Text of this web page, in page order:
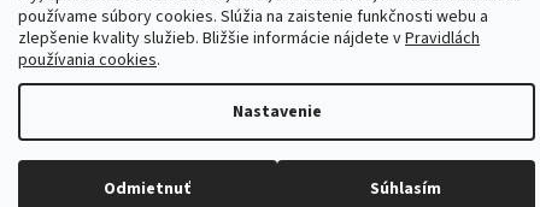
používame súbory cookies. Slúžia na zaistenie funkčnosti webu a
zlepšenie kvality služieb. Bližšie informácie nájdete vPravidlách
používania cookies.
Nastavenie
Odmietnuť Súhlasím
Copyright 2026JAGASTORE.sk. Všetky práva vyhradené.Upraviť
nastavenie cookies